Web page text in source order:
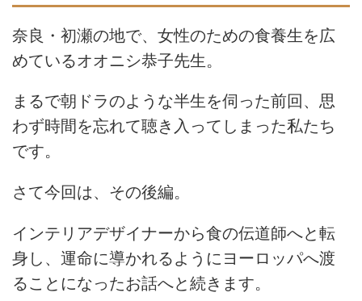
奈良・初瀬の地で、女性のための食養生を広
めているオオニシ恭子先生。
まるで朝ドラのような半生を伺った前回、思
わず時間を忘れて聴き入ってしまった私たち
です。
さて今回は、その後編。
インテリアデザイナーから食の伝道師へと転
身し、運命に導かれるようにヨーロッパへ渡
ることになったお話へと続きます。